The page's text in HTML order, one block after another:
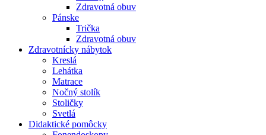
Zdravotná obuv
Pánske
Trička
Zdravotná obuv
Zdravotnícky nábytok
Kreslá
Lehátka
Matrace
Nočný stolík
Stoličky
Svetlá
Didaktické pomôcky